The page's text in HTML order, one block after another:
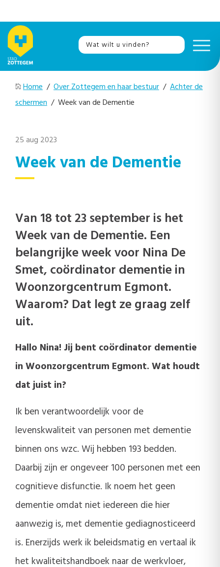
Home / Over Zottegem en haar bestuur / Achter de
schermen / Week van de Dementie
25 aug 2023
Week van de Dementie
Van 18 tot 23 september is het
Week van de Dementie. Een
belangrijke week voor Nina De
Smet, coördinator dementie in
Woonzorgcentrum Egmont.
Waarom? Dat legt ze graag zelf
uit.
Hallo Nina! Jij bent coördinator dementie
in Woonzorgcentrum Egmont. Wat houdt
dat juist in?
Ik ben verantwoordelijk voor de
levenskwaliteit van personen met dementie
binnen ons wzc. Wij hebben 193 bedden.
Daarbij zijn er ongeveer 100 personen met een
cognitieve disfunctie. Ik noem het geen
dementie omdat niet iedereen die hier
aanwezig is, met dementie gediagnosticeerd
is. Enerzijds werk ik beleidsmatig en vertaal ik
het kwaliteitshandboek naar de werkvloer,